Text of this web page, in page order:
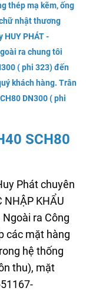
thép mạ kẽm, ống
nhật thương
HUY PHÁT -
ra chung tôi
( phi 323) đến
khách hàng. Trân
DN300 ( phi
SCH80
Phát chuyên
NHẬP KHẨU
ra Công
các mặt hàng
hệ thống
thu), mặt